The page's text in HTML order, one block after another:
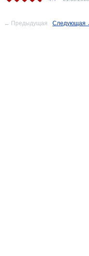
← Предыдущая Следующая